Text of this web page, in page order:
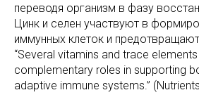
переводя организм в фазу
Цинк и селен участвуют в
иммунных клеток и
“Several vitamins and trace
complementary roles in supporting
adaptive immune systems.”